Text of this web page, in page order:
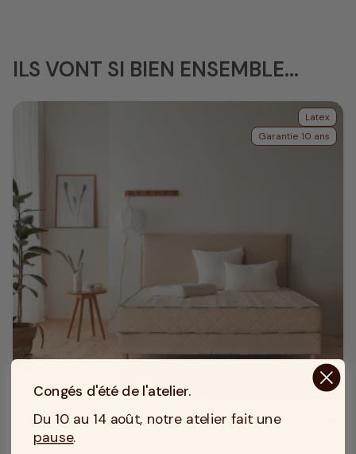
ILS VONT SI BIEN ENSEMBLE...
MADE IN TOURCOING
Latex
Garantie 10 ans
Congés d'été de l'atelier.
Du 10 au 14 août, notre atelier fait une
pause.